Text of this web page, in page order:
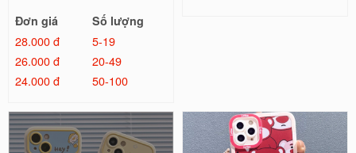
Đơn giá
Số lượng
28.000 đ
5-19
26.000 đ
20-49
24.000 đ
50-100